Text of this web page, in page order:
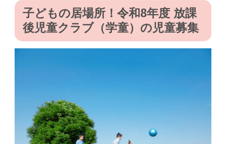
子どもの居場所！令和8年度 放課
後児童クラブ（学童）の児童募集